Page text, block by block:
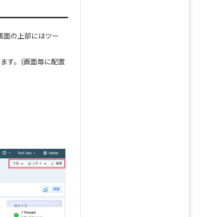
面の上部にはツー
す。(画面毎に配置